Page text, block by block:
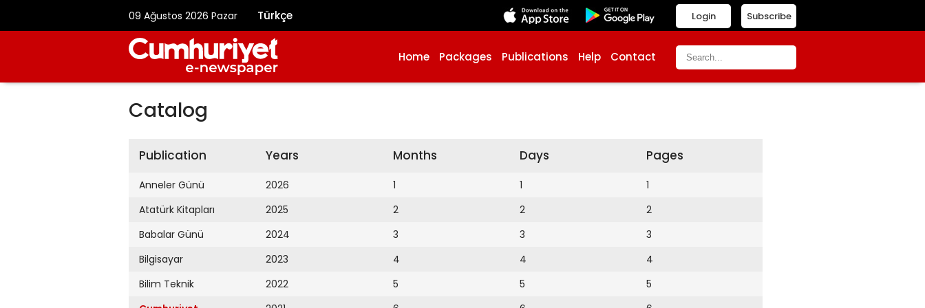
09 Ağustos 2026 Pazar Türkçe Subscribe
Login
Home Packages Publications Help Contact
Catalog
Publication
Anneler Günü
Atatürk Kitapları
Babalar Günü
Bilgisayar
Bilim Teknik
Years
2026
2025
2024
2023
2022
Months
1
2
3
4
5
Days
1
2
3
4
5
Pages
1
2
3
4
5